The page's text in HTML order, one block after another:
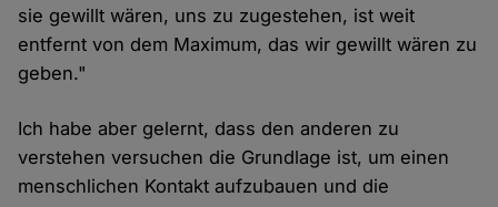
sie gewillt wären, uns zu zugestehen, ist weit
entfernt von dem Maximum, das wir gewillt wären zu
geben."
Ich habe aber gelernt, dass den anderen zu
verstehen versuchen die Grundlage ist, um einen
menschlichen Kontakt aufzubauen und die